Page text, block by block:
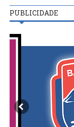
PUBLICIDADE